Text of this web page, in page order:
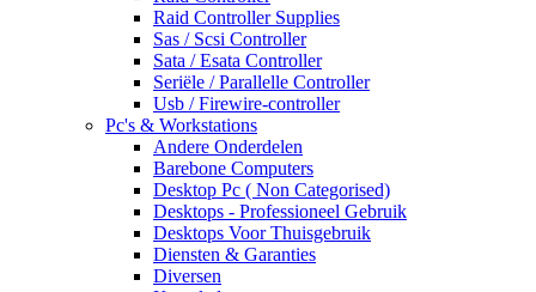
Raid Controller Supplies
Sas / Scsi Controller
Sata / Esata Controller
Seriële / Parallelle Controller
Usb / Firewire-controller
Pc's & Workstations
Andere Onderdelen
Barebone Computers
Desktop Pc ( Non Categorised)
Desktops - Professioneel Gebruik
Desktops Voor Thuisgebruik
Diensten & Garanties
Diversen